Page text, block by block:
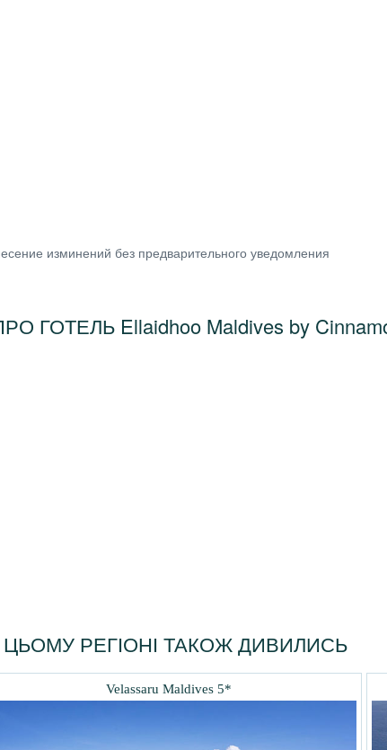
изминений без предварительного уведомления
ГОТЕЛЬ Ellaidhoo Maldives by
РЕГІОНІ ТАКОЖ ДИВИЛИСЬ
Velassaru Maldives 5*